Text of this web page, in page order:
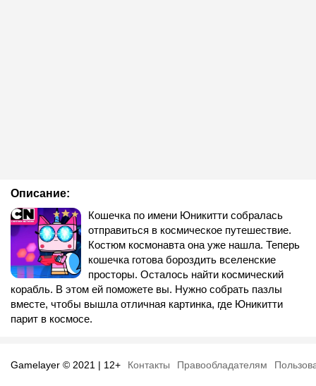
Описание:
Кошечка по имени Юникитти собралась
отправиться в космическое путешествие.
Костюм космонавта она уже нашла. Теперь
кошечка готова бороздить вселенские
просторы. Осталось найти космический
корабль. В этом ей поможете вы. Нужно собрать пазлы
вместе, чтобы вышла отличная картинка, где Юникитти
парит в космосе.
Gamelayer © 2021 | 12+ Контакты Правообладателям